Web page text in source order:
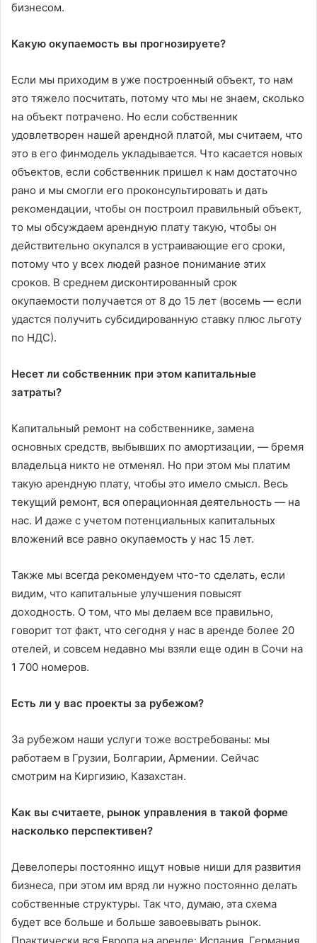
бизнесом.
Какую окупаемость вы прогнозируете?
Если мы приходим в уже построенный объект, то нам
это тяжело посчитать, потому что мы не знаем, сколько
на объект потрачено. Но если собственник
удовлетворен нашей арендной платой, мы считаем, что
это в его финмодель укладывается. Что касается новых
объектов, если собственник пришел к нам достаточно
рано и мы смогли его проконсультировать и дать
рекомендации, чтобы он построил правильный объект,
то мы обсуждаем арендную плату такую, чтобы он
действительно окупался в устраивающие его сроки,
потому что у всех людей разное понимание этих
сроков. В среднем дисконтированный срок
окупаемости получается от 8 до 15 лет (восемь — если
удастся получить субсидированную ставку плюс льготу
по НДС).
Несет ли собственник при этом капитальные
затраты?
Капитальный ремонт на собственнике, замена
основных средств, выбывших по амортизации, — бремя
владельца никто не отменял. Но при этом мы платим
такую арендную плату, чтобы это имело смысл. Весь
текущий ремонт, вся операционная деятельность — на
нас. И даже с учетом потенциальных капитальных
вложений все равно окупаемость у нас 15 лет.
Также мы всегда рекомендуем что-то сделать, если
видим, что капитальные улучшения повысят
доходность. О том, что мы делаем все правильно,
говорит тот факт, что сегодня у нас в аренде более 20
отелей, и совсем недавно мы взяли еще один в Сочи на
1 700 номеров.
Есть ли у вас проекты за рубежом?
За рубежом наши услуги тоже востребованы: мы
работаем в Грузии, Болгарии, Армении. Сейчас
смотрим на Киргизию, Казахстан.
Как вы считаете, рынок управления в такой форме
насколько перспективен?
Девелоперы постоянно ищут новые ниши для развития
бизнеса, при этом им вряд ли нужно постоянно делать
собственные структуры. Так что, думаю, эта схема
будет все больше и больше завоевывать рынок.